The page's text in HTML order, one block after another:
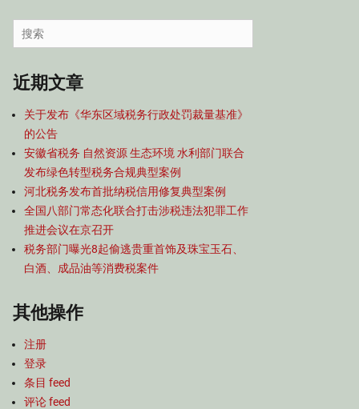
导
航
Search
for:
近期文章
关于发布《华东区域税务行政处罚裁量基准》
的公告
安徽省税务 自然资源 生态环境 水利部门联合
发布绿色转型税务合规典型案例
河北税务发布首批纳税信用修复典型案例
全国八部门常态化联合打击涉税违法犯罪工作
推进会议在京召开
税务部门曝光8起偷逃贵重首饰及珠宝玉石、
白酒、成品油等消费税案件
其他操作
注册
登录
条目 feed
评论 feed